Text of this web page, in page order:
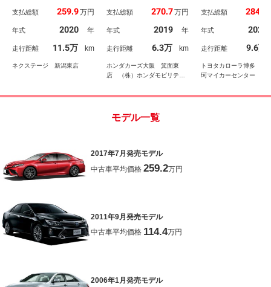
ｔｏｏｔｈ接続 衝突軽
ン ＬＥＤヘッド／フォ
グ オートハイビーム
コーナーセンサー 前席
シートヒーター
支払総額 259.9万円
年式 2020 年
走行距離 11.5万 km
ネクステージ 新潟東店
ヒーター サンルーフ
インドスポットモニタ
ー パドルシフト ＬＥ
Ｄオートライト フルセ
グＴＶ 追従クルーズ
支払総額 270.7万円
年式 2019 年
走行距離 6.3万 km
ホンダカーズ大阪 箕面東
店 （株）ホンダモビリティ
ト 記録簿有 メモ
トエアコン クルー
ントロール ミュー
クプレイヤー接続
滑り防止機能 ＡＢ
支払総額 284.6
年式 2021
走行距離 9.6万
トヨタカローラ博多（株
珂マイカーセンター
モデル一覧
2017年7月発売モデル
中古車平均価格 259.2万円
2011年9月発売モデル
中古車平均価格 114.4万円
2006年1月発売モデル